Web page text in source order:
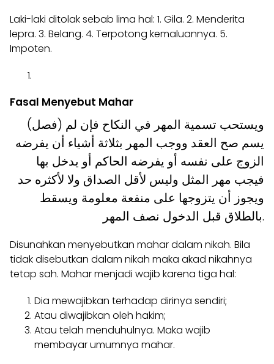
Laki-laki ditolak sebab lima hal: 1. Gila. 2. Menderita
lepra. 3. Belang. 4. Terpotong kemaluannya. 5.
Impoten.
Fasal Menyebut Mahar
(فصل) ويستحب تسمية المهر في النكاح فإن لم
يسم صح العقد ووجب المهر بثلاثة أشياء أن يفرضه
الزوج على نفسه أو يفرضه الحاكم أو يدخل بها
فيجب مهر المثل وليس لأقل الصداق ولا لأكثره حد
ويجوز أن يتزوجها على منفعة معلومة ويسقط
بالطلاق قبل الدخول نصف المهر.
Disunahkan menyebutkan mahar dalam nikah. Bila
tidak disebutkan dalam nikah maka akad nikahnya
tetap sah. Mahar menjadi wajib karena tiga hal:
Dia mewajibkan terhadap dirinya sendiri;
Atau diwajibkan oleh hakim;
Atau telah menduhulnya. Maka wajib
membayar umumnya mahar.